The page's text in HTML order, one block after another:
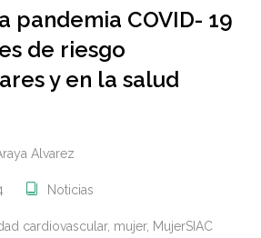
pandemia COVID- 19
de riesgo
y en la salud
Alvarez
Noticias
cardiovascular, mujer, MujerSIAC